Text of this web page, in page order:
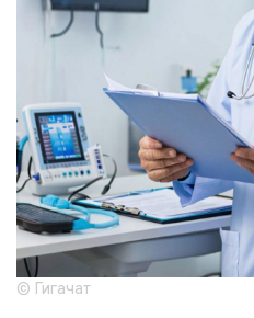
© Гигачат